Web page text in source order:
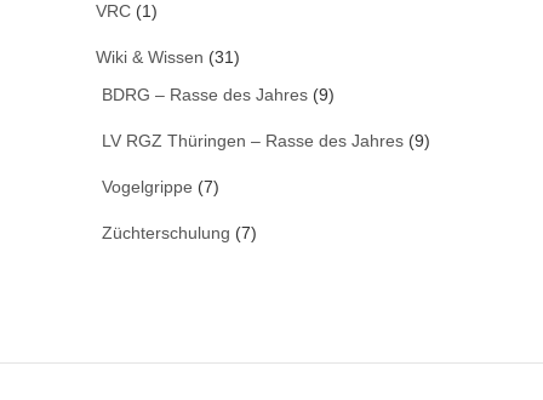
VRC (1)
Wiki & Wissen (31)
BDRG – Rasse des Jahres (9)
LV RGZ Thüringen – Rasse des Jahres (9)
Vogelgrippe (7)
Züchterschulung (7)